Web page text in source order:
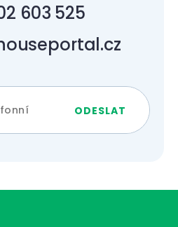
603 525